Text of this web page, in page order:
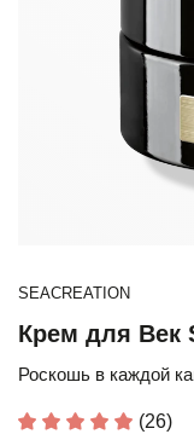
SEACREATION
Крем для Век
Роскошь в каждой
(26)